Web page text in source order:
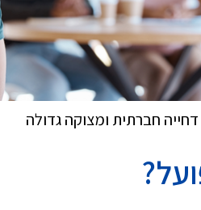
חברתית ומצוקה גדולה